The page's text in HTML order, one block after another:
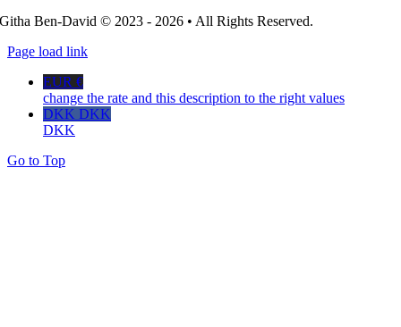
Githa Ben-David © 2023 - 2026 • All Rights Reserved.
Page load link
EUR €
change the rate and this description to the right values
DKK DKK
DKK
Go to Top